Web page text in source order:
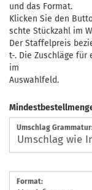
und das Format.
Klicken Sie den
schte Stückzahl im
Der Staffelpreis
t-. Die Zuschläge für
im
Auswahlfeld.
Umschlag
Format: